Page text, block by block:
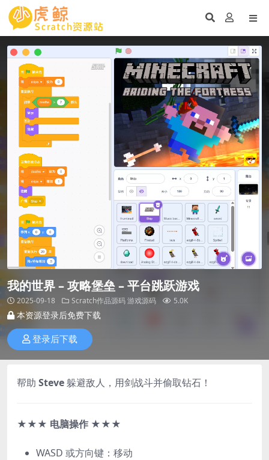
我的世界 – 攻略堡垒 – 平台跳跃游戏
2025-09-18 Scratch作品源码游戏源码 5.0K
本资源登录后免费下载
登录后下载
帮助 Steve躲避敌人，用剑战斗并偷取钻石！
★★★ 电脑操作 ★★★
WASD 或方向键：移动